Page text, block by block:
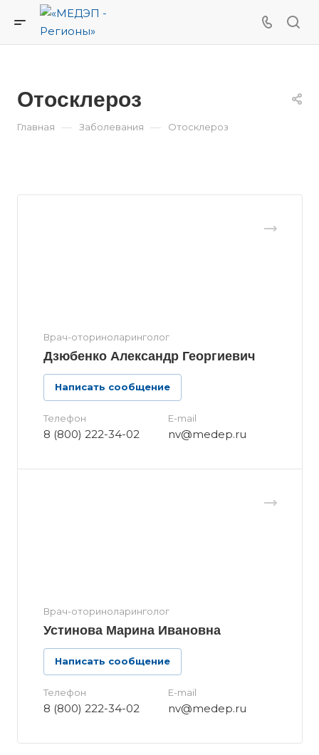
Отосклероз
Главная — Заболевания — Отосклероз
Врач-оториноларинголог
Дзюбенко Александр Георгиевич
Написать сообщение
Телефон
8 (800) 222-34-02
E-mail
nv@medep.ru
Врач-оториноларинголог
Устинова Марина Ивановна
Написать сообщение
Телефон
8 (800) 222-34-02
E-mail
nv@medep.ru